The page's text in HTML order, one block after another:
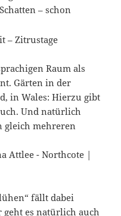
– schon
Raum als
Gärten in der
in Wales: Hierzu gibt
Und natürlich
gleich mehreren
fällt dabei
geht es natürlich auch